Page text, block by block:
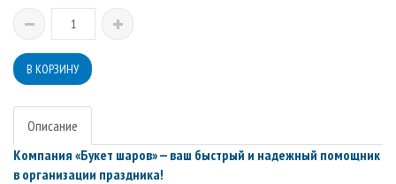
Описание
Компания «Букет шаров» — ваш быстрый и надежный помощник
в организации праздника!